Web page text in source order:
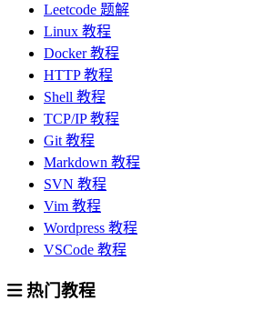
Leetcode 题解
Linux 教程
Docker 教程
HTTP 教程
Shell 教程
TCP/IP 教程
Git 教程
Markdown 教程
SVN 教程
Vim 教程
Wordpress 教程
VSCode 教程
热门教程